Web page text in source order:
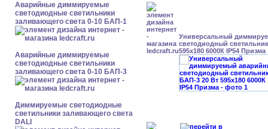
Аварийные диммируемые
светодиодные светильники
заливающего света 0-10 БАП-1
Аварийные диммируемые
светодиодные светильники
заливающего света 0-10 БАП-3
Диммируемые светодиодные
светильники заливающего света
DALI
Универсальный
светодиодный
595x180 6000К IP54 Призма